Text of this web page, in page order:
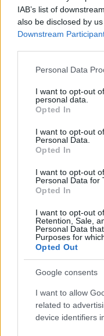
IAB’s list of
also be disclosed by
Downstream
Please note that this
not limited to your visit
grant or deny consent
use your data for
consent section.
Personal Data
I want to opt-out
personal data.
Opted In
I want to opt-out
Personal Data.
Opted In
I want to opt-out
Personal Data for
Opted In
I want to opt-out
Retention, Sale,
Personal Data
Purposes for
Opted Out
Google consents
I want to allow
related to
device identifiers
Felhasználónév
Elfelejtette
Kertészeti, kerti
KERTÉSZ ÉS